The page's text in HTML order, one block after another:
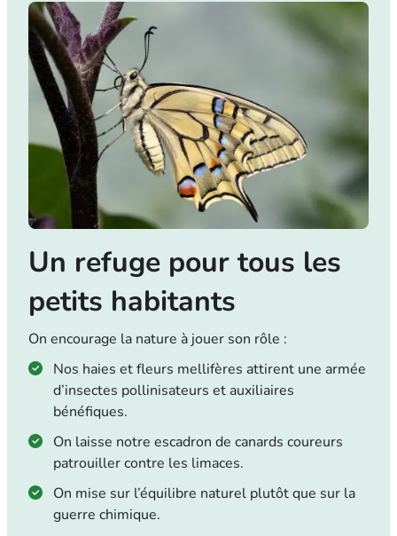
Un refuge pour tous les
petits habitants
On encourage la nature à jouer son rôle :
Nos haies et fleurs mellifères attirent une armée
d’insectes pollinisateurs et auxiliaires
bénéfiques.
On laisse notre escadron de canards coureurs
patrouiller contre les limaces.
On mise sur l’équilibre naturel plutôt que sur la
guerre chimique.